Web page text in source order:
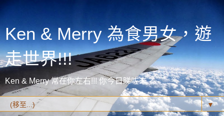
Ken & Merry 為食男女，遊
走世界!!!
Ken & Merry 常在你左右!!! 你今日睇咗未？
▼